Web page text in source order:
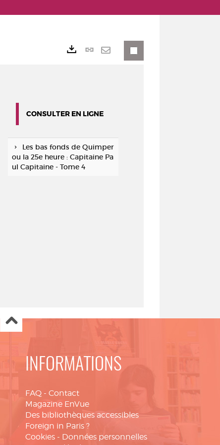
Lien
CONSULTER EN LIGNE
Les bas fonds de Quimper
ou la 25e heure : Capitaine Pa
ul Capitaine - Tome 4
INFORMATIONS
FAQ - Contact
Magazine EnVue
Des bibliothèques accessibles
Foreign in Paris ?
Cookies - Données personnelles